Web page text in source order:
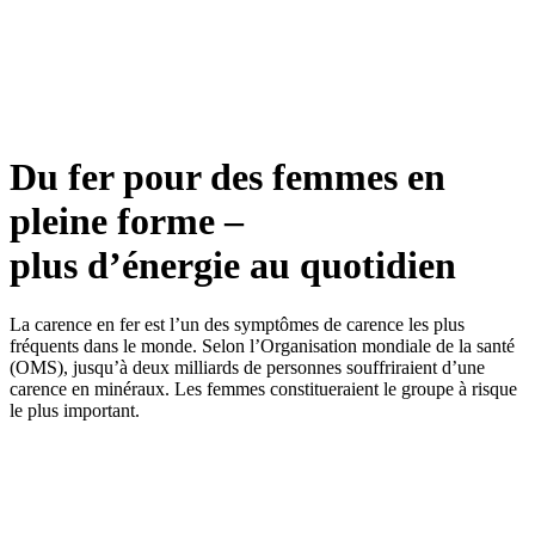
Du fer pour des femmes en
pleine forme –
plus d’énergie au quotidien
La carence en fer est l’un des symptômes de carence les plus
fréquents dans le monde. Selon l’Organisation mondiale de la santé
(OMS), jusqu’à deux milliards de personnes souffriraient d’une
carence en minéraux. Les femmes constitueraient le groupe à risque
le plus important.